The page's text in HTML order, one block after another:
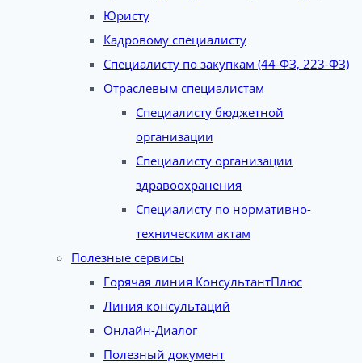
Юристу
Кадровому специалисту
Специалисту по закупкам (44-ФЗ, 223-ФЗ)
Отраслевым специалистам
Специалисту бюджетной
организации
Специалисту организации
здравоохранения
Специалисту по нормативно-
техническим актам
Полезные сервисы
Горячая линия КонсультантПлюс
Линия консультаций
Онлайн-Диалог
Полезный документ